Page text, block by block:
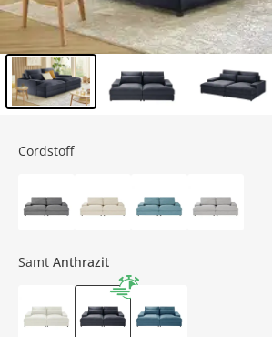
Cordstoff
Samt Anthrazit